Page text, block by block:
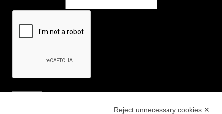
Reject unnecessary cookies ✕